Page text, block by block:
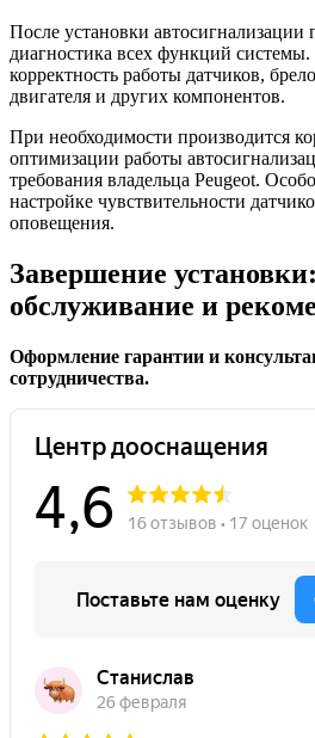
После установки автосигнализации
диагностика всех функций системы.
корректность работы датчиков,
двигателя и других компонентов.
При необходимости производится
оптимизации работы
требования владельца Peugeot.
настройке чувствительности
оповещения.
Завершение
обслуживание и
Оформление гарантии и
сотрудничества.